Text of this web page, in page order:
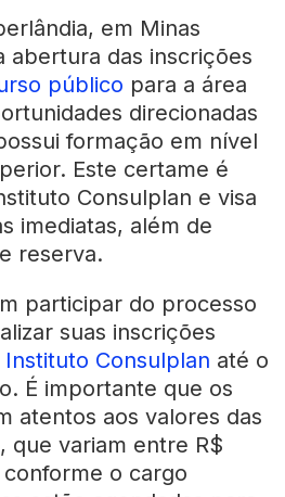
em Minas
abertura das inscrições
público para a área
direcionadas
formação em nível
Este certame é
Consulplan e visa
imediatas, além de
reserva.
participar do processo
suas inscrições
Instituto Consulplan até o
É importante que os
atentos aos valores das
que variam entre R$
o cargo